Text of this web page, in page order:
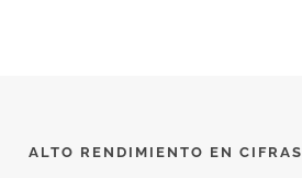
ALTO RENDIMIENTO EN CIFRAS